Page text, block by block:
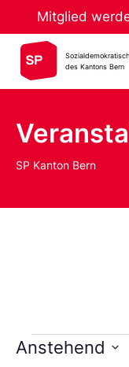
Mitglied
des Kantons Bern
SP Kanton Bern
Anstehend